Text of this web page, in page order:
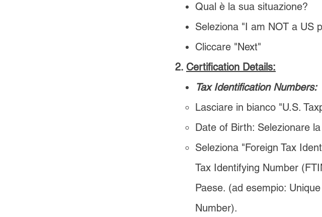
Qual è la sua situazione?
Seleziona "I am NOT a US
Cliccare "Next"
2. Certification Details:
Tax Identification Numbers:
Lasciare in bianco "U.S.
Date of Birth: Selezionare
Seleziona "Foreign Tax
Tax Identifying Number
Paese. (ad esempio:
Number).